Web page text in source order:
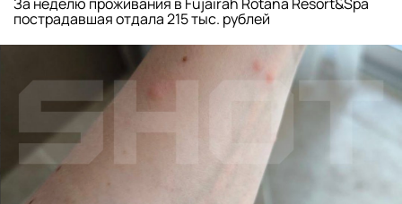
пострадавшая отдала 215 тыс. рублей